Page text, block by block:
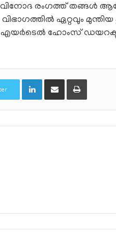
രംഗത്ത് തങ്ങള്‍
ഏറ്റവും മുന്തിയ
എയര്‍ടെല്‍ ഹോംസ്
LinkedInShare via Email Print